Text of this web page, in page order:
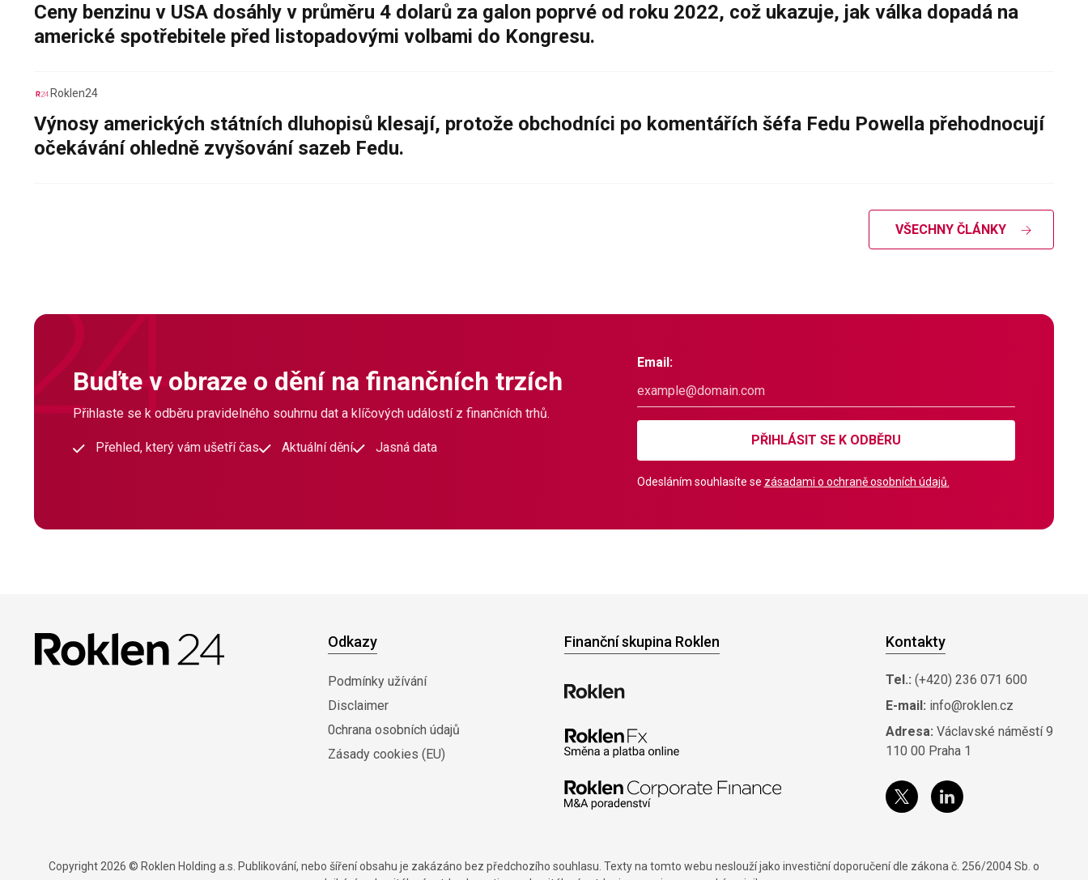
Ceny benzinu v USA dosáhly v průměru 4 dolarů za galon poprvé od roku 2022, což ukazuje, jak válka dopadá na
americké spotřebitele před listopadovými volbami do Kongresu.
Roklen24
Výnosy amerických státních dluhopisů klesají, protože obchodníci po komentářích šéfa Fedu Powella přehodnocují
očekávání ohledně zvyšování sazeb Fedu.
VŠECHNY ČLÁNKY
Buďte v obraze o dění na finančních trzích
Přihlaste se k odběru pravidelného souhrnu dat a klíčových událostí z finančních trhů.
Přehled, který vám ušetří čas Aktuální dění Jasná data
Email:
PŘIHLÁSIT SE K ODBĚRU
Odesláním souhlasíte se zásadami o ochraně osobních údajů.
Odkazy
Podmínky užívání
Disclaimer
0chrana osobních údajů
Zásady cookies (EU)
Finanční skupina Roklen Kontakty
Tel.: (+420) 236 071 600
E-mail: info@roklen.cz
Adresa: Václavské náměstí 9
110 00 Praha 1
Copyright 2026 © Roklen Holding a.s. Publikování, nebo šíření obsahu je zakázáno bez předchozího souhlasu. Texty na tomto webu neslouží jako investiční doporučení dle zákona č. 256/2004 Sb. o